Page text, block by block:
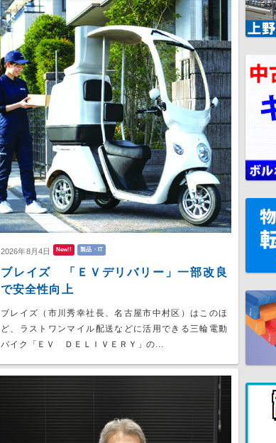
2026年8月4日 New!! 製品・IT
ブレイズ 「ＥＶデリバリー」一部改良
で安全性向上
ブレイズ（市川秀幸社長、名古屋市中村区）はこのほ
ど、ラストワンマイル配送などに活用できる三輪電動
バイク「ＥＶ ＤＥＬＩＶＥＲＹ」の...